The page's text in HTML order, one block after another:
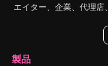
エイター、企業、代理
製品